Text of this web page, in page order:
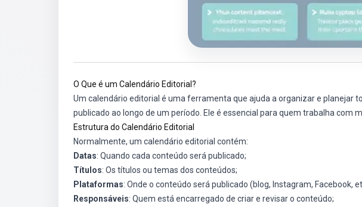
O Que é um Calendário Editorial?
Um calendário editorial é uma ferramenta que ajuda a organizar e planejar
publicado ao longo de um período. Ele é essencial para quem trabalha com
Estrutura do Calendário Editorial
Normalmente, um calendário editorial contém:
Datas: Quando cada conteúdo será publicado;
Títulos: Os títulos ou temas dos conteúdos;
Plataformas: Onde o conteúdo será publicado (blog, Instagram, Facebook,
Responsáveis: Quem está encarregado de criar e revisar o conteúdo;